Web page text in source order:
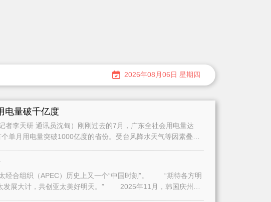
2026年08月06日 星期四
电量破千亿度
李天研 通讯员沈甸）刚刚过去的7月，广东全社会用电量达
单月用电量突破1000亿度的省份。受台风降水天气等因素叠加
（APEC）历史上又一个“中国时刻”。 “期待各方明
创亚太美好明天。” 2025年11月，韩国庆州，